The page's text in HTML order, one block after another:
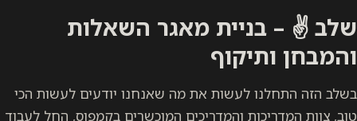
שלב ✌️ – בניית מאגר השאלות
והמבחן ותיקוף
בשלב הזה התחלנו לעשות את מה שאנחנו יודעים לעשות הכי
טוב, צוות המדריכות והמדריכים המוכשרים בקמפוס, החל לעבוד